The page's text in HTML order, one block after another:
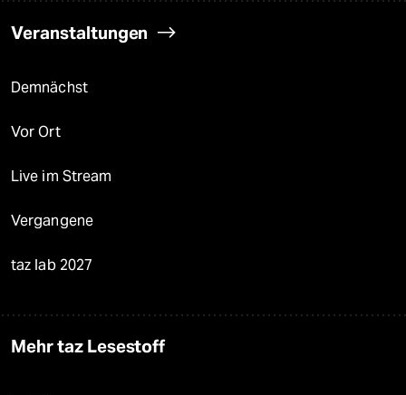
Veranstaltungen
Demnächst
Vor Ort
Live im Stream
Vergangene
taz lab 2027
Mehr taz Lesestoff